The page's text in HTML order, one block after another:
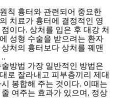
칙 흉터와 관련되어 중요한
치료가 흉터에 결정적인 영
이다. 상처를 입은 후 대강 처
성형 수술을 받으려는 환자
처의 흉터보다 상처를 꿰맨
방법 가장 일반적인 방법은
로 잘라내고 피부층끼리 제대
봉합해 주는 것이다. 이때는
여주는 효과가 있으며, 정상